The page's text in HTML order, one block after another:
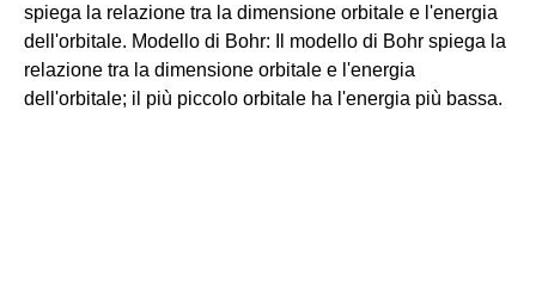
spiega la relazione tra la dimensione orbitale e l'energia
dell'orbitale. Modello di Bohr: Il modello di Bohr spiega la
relazione tra la dimensione orbitale e l'energia
dell'orbitale; il più piccolo orbitale ha l'energia più bassa.